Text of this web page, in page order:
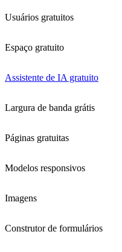
Usuários gratuitos
Espaço gratuito
Assistente de IA gratuito
Largura de banda grátis
Páginas gratuitas
Modelos responsivos
Imagens
Construtor de formulários